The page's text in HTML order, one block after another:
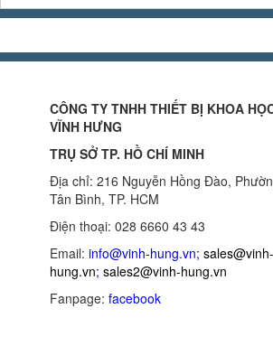
CÔNG TY TNHH THIẾT BỊ KHOA
VĨNH HƯNG
TRỤ SỞ TP. HỒ CHÍ MINH
Địa chỉ: 216 Nguyễn Hồng Đào,
Tân Bình, TP. HCM
Điện thoại: 028 6660 43 43
Email: info@vinh-hung.vn; sales@vinh-
hung.vn; sales2@vinh-hung.vn
Fanpage: facebook